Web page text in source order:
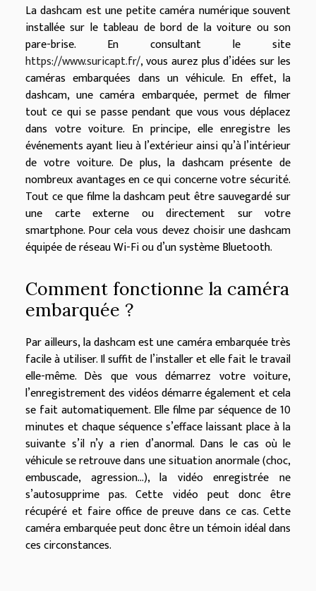
La dashcam est une petite caméra numérique souvent
installée sur le tableau de bord de la voiture ou son
pare-brise. En consultant le site
https://www.suricapt.fr/, vous aurez plus d’idées sur les
caméras embarquées dans un véhicule. En effet, la
dashcam, une caméra embarquée, permet de filmer
tout ce qui se passe pendant que vous vous déplacez
dans votre voiture. En principe, elle enregistre les
événements ayant lieu à l’extérieur ainsi qu’à l’intérieur
de votre voiture. De plus, la dashcam présente de
nombreux avantages en ce qui concerne votre sécurité.
Tout ce que filme la dashcam peut être sauvegardé sur
une carte externe ou directement sur votre
smartphone. Pour cela vous devez choisir une dashcam
équipée de réseau Wi-Fi ou d’un système Bluetooth.
Comment fonctionne la caméra
embarquée ?
Par ailleurs, la dashcam est une caméra embarquée très
facile à utiliser. Il suffit de l’installer et elle fait le travail
elle-même. Dès que vous démarrez votre voiture,
l’enregistrement des vidéos démarre également et cela
se fait automatiquement. Elle filme par séquence de 10
minutes et chaque séquence s’efface laissant place à la
suivante s’il n’y a rien d’anormal. Dans le cas où le
véhicule se retrouve dans une situation anormale (choc,
embuscade, agression…), la vidéo enregistrée ne
s’autosupprime pas. Cette vidéo peut donc être
récupéré et faire office de preuve dans ce cas. Cette
caméra embarquée peut donc être un témoin idéal dans
ces circonstances.